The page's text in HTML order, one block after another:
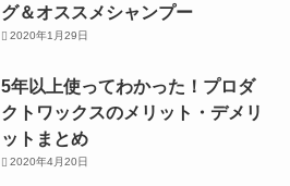
グ＆オススメシャンプー
2020年1月29日
5年以上使ってわかった！プロダ
クトワックスのメリット・デメリ
ットまとめ
2020年4月20日